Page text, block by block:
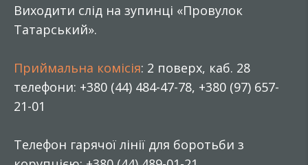
Виходити слід на зупинці «Провулок
Татарський».
Приймальна комісія: 2 поверх, каб. 28
телефони: +380 (44) 484-47-78, +380 (97) 657-
21-01
Телефон гарячої лінії для боротьби з